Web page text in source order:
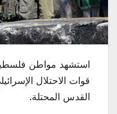
استشهد مواطن
قوات الاحتلال
القدس المحتلة.